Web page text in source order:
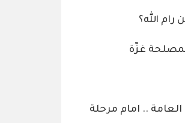
الله؟
غزّة
العامة .. امام مرحلة